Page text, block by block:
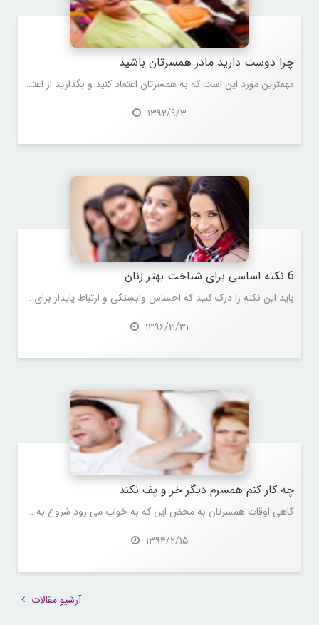
چرا دوست دارید مادر همسرتان باشید
مهمترین مورد این است که به همسرتان اعتماد کنید و بگذارید از اعتماد شما احساس اطمینان و اعتماد به نفس بگیرد، کارهایش را یادآوری نکنید حتی اگر چند بار یادش برود
۱۳۹۲/۹/۳
6 نکته اساسی برای شناخت بهتر زنان
باید این نکته را درک کنید که احساس وابستگی و ارتباط پایدار برای آن ها خیلی مهم است. زنان دوست دارند از هر جهت مطمئن شوند که آن رابطه ادامه دار و پایدار است.
۱۳۹۶/۳/۳۱
چه کار کنم همسرم دیگر خر و پف نکند
گاهی اوقات همسرتان به محض این که به خواب می رود شروع به خر و پف می کند!سر و صداهای مختلفی که دیگر نمی گذارد شما بخوابید!بعضی اوقات حتی مجبور می شوید یک لگد کوچکی هم به او بزنید یا کاری کنید به طرف دیگری بخوابد تا شاید کمتر خر و پف کند!اما به هر حال صبح هر دو با احساس خستگی و ناراحت و رنجش از هم، از خواب بیدار می شوید.
۱۳۹۴/۲/۱۵
آرشیو مقالات